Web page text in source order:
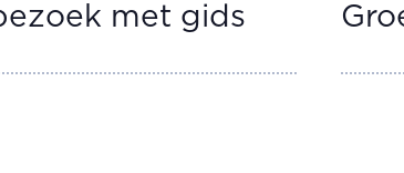
met gids